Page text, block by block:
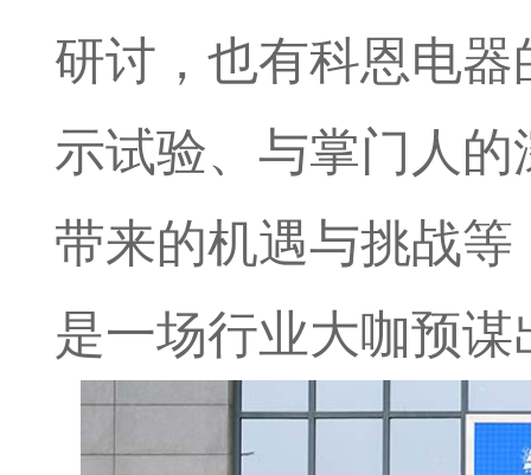
研讨，也有科恩电
示试验、与掌门人
带来的机遇与挑战
是一场行业大咖预